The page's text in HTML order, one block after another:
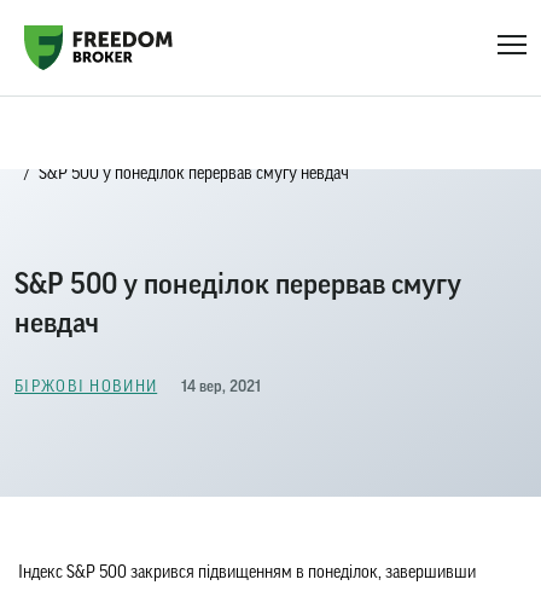
S&P 500 у понеділок перервав смугу невдач
S&P 500 у понеділок перервав смугу
невдач
БІРЖОВІ НОВИНИ 14 вер, 2021
Індекс S&P 500 закрився підвищенням в понеділок, завершивши